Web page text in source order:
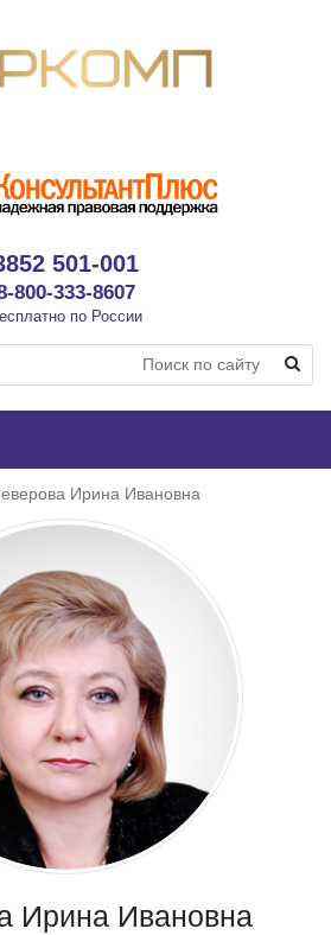
501-001
800-333-8607
по России
Ирина Ивановна
Ирина Ивановна